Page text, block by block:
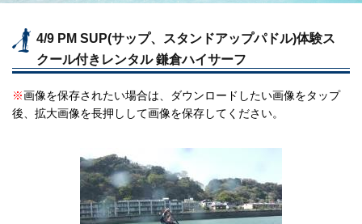
4/9 PM SUP(サップ、スタンドアップパドル)体験ス
クール付きレンタル 鎌倉ハイサーフ
※画像を保存されたい場合は、ダウンロードしたい画像をタップ
後、拡大画像を長押しして画像を保存してください。